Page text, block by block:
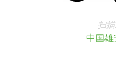
扫
中国雄